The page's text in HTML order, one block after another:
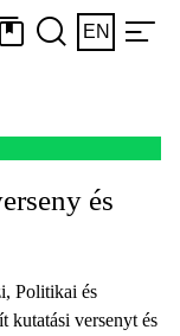
EN
és
Politikai és
kutatási versenyt és